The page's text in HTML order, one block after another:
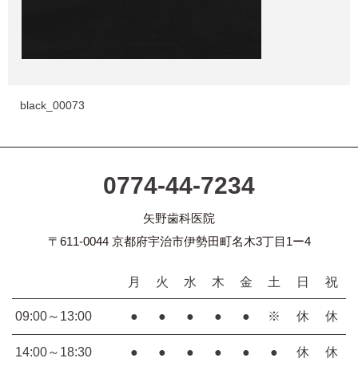
black_00073
0774-44-7234
矢野歯科医院
〒611-0044 京都府宇治市伊勢田町名木3丁目1ー4
月 火 水 木 金 土 日 祝
09:00～13:00 ● ● ● ● ● ※ 休 休
14:00～18:30 ● ● ● ● ● ● 休 休